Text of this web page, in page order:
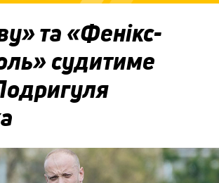
та «Фенікс-
судитиме